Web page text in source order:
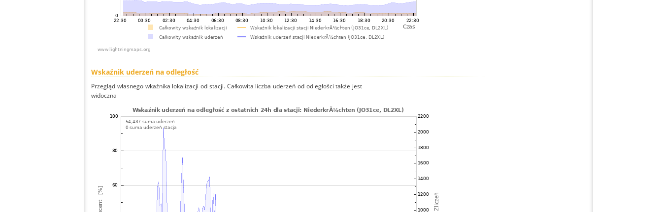
Wskaźnik uderzeń na odległość
Przegląd własnego wkaźnika lokalizacji od stacji. Całkowita liczba uderzeń od odległości także jest
widoczna